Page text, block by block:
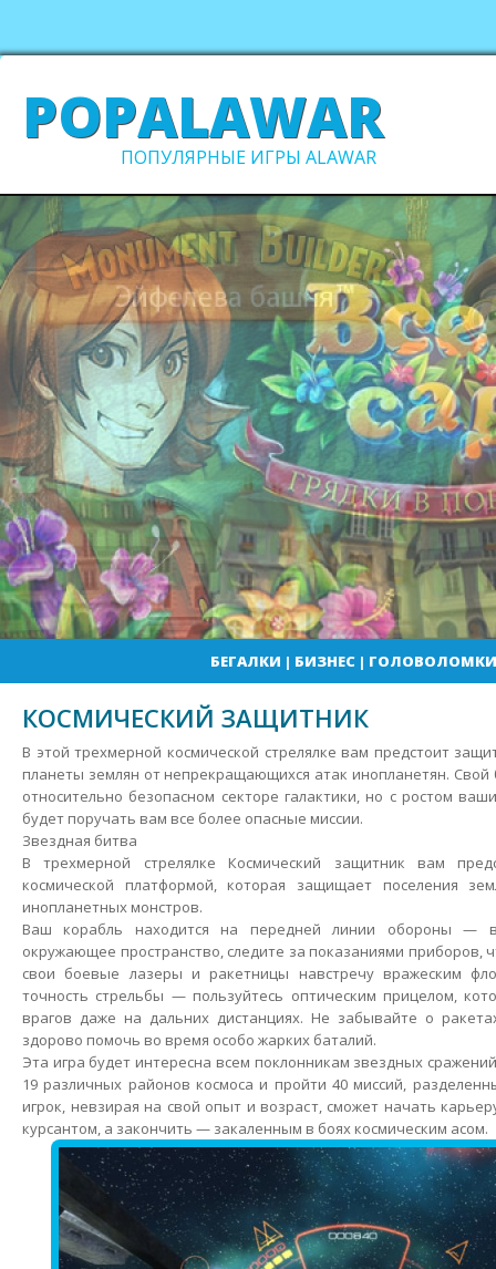
POPALAWAR
ПОПУЛЯРНЫЕ ИГРЫ ALAWAR
БЕГАЛКИ | БИЗНЕС| ГОЛОВОЛОМКИ
КОСМИЧЕСКИЙ ЗАЩИТНИК
В этой трехмерной космической стрелялке вам предстоит
планеты землян от непрекращающихся атак инопланетян.
относительно безопасном секторе галактики, но с ростом
будет поручать вам все более опасные миссии.
Звездная битва
В трехмерной стрелялке Космический защитник вам
космической платформой, которая защищает поселения
инопланетных монстров.
Ваш корабль находится на передней линии обороны —
окружающее пространство, следите за показаниями приборов,
свои боевые лазеры и ракетницы навстречу вражеским
точность стрельбы — пользуйтесь оптическим прицелом,
врагов даже на дальних дистанциях. Не забывайте о
здорово помочь во время особо жарких баталий.
Эта игра будет интересна всем поклонникам звездных
19 различных районов космоса и пройти 40 миссий,
игрок, невзирая на свой опыт и возраст, сможет начать
курсантом, а закончить — закаленным в боях космическим асом.